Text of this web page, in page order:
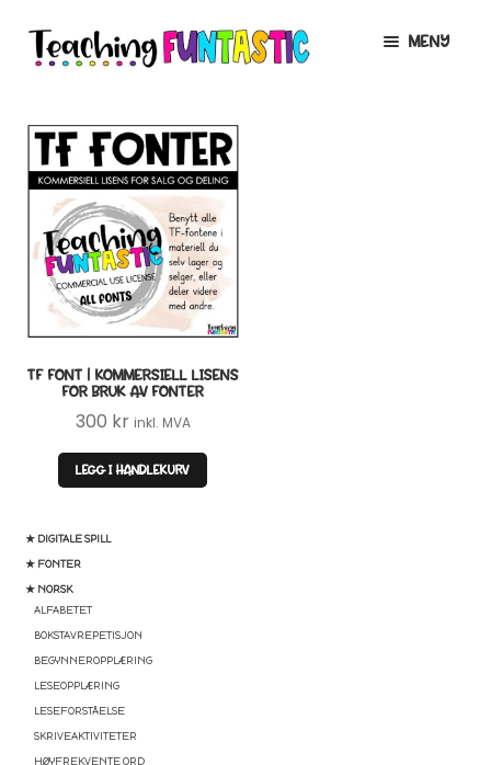
Hopp
til
Hopp
til
MENY
MIN KONTO
GRATIS
BUTIKK
LISENSER
TIPSHJØRNET
★ DIGITALE SPILL
★ FONTER
★ NORSK
ALFABETET
BOKSTAVREPETISJON
BEGYNNEROPPLÆRING
LESEOPPLÆRING
LESEFORSTÅELSE
SKRIVEAKTIVITETER
HØYFREKVENTE ORD
TF FONT | KOMMERSIELL LISENS
FOR BRUK AV FONTER
300 kr inkl. MVA
LEGG I HANDLEKURV